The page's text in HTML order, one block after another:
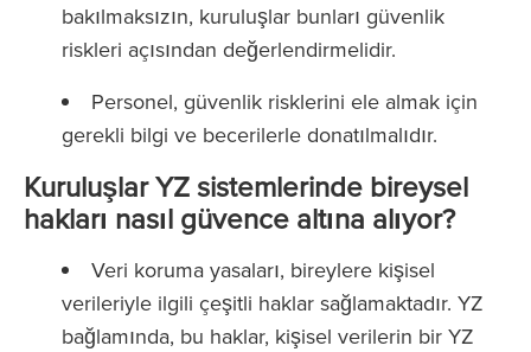
bakılmaksızın, kuruluşlar bunları güvenlik
riskleri açısından değerlendirmelidir.
Personel, güvenlik risklerini ele almak için
gerekli bilgi ve becerilerle donatılmalıdır.
Kuruluşlar YZ sistemlerinde bireysel
hakları nasıl güvence altına alıyor?
Veri koruma yasaları, bireylere kişisel
verileriyle ilgili çeşitli haklar sağlamaktadır. YZ
bağlamında, bu haklar, kişisel verilerin bir YZ